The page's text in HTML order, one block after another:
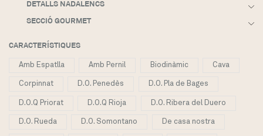
DETALLS NADALENCS
SECCIÓ GOURMET
CARACTERÍSTIQUES
Amb Espatlla Amb Pernil Biodinàmic Cava
Corpinnat D.O. Penedès D.O. Pla de Bages
D.O.Q Priorat D.O.Q Rioja D.O. Ribera del Duero
D.O. Rueda D.O. Somontano De casa nostra